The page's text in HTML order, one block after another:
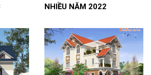
NHIỀU NĂM 2022